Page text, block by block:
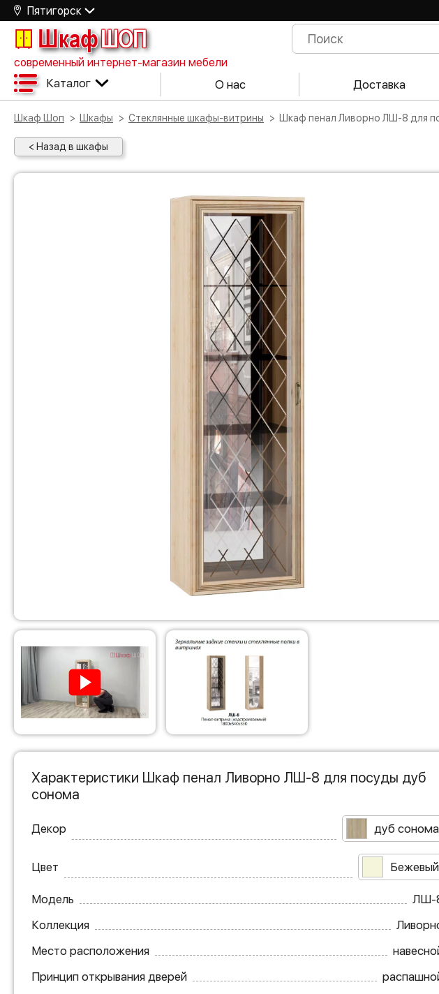
Пятигорск
ШкафШОП
современный интернет-магазин мебели
Каталог О нас Доставка
Шкаф Шоп Шкафы Стеклянные шкафы-витрины Шкаф пенал Ливорно ЛШ-8 для
< Назад в шкафы
Характеристики Шкаф пенал Ливорно ЛШ-8 для посуды дуб
сонома
Декор дуб сонома
Цвет Бежевый
Модель
ЛШ-
Коллекция
Место расположения
Принцип открывания дверей